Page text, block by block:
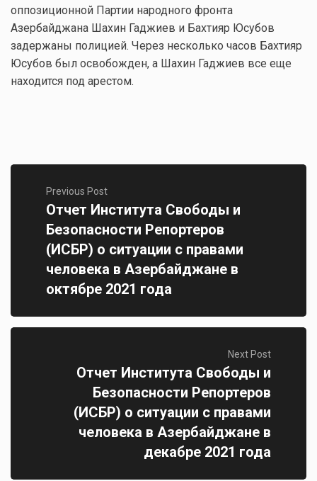
оппозиционной Партии народного фронта
Азербайджана Шахин Гаджиев и Бахтияр Юсубов
задержаны полицией. Через несколько часов Бахтияр
Юсубов был освобожден, а Шахин Гаджиев все еще
находится под арестом.
Previous Post
Отчет Института Свободы и
Безопасности Репортеров
(ИСБР) о ситуации с правами
человека в Азербайджане в
октябре 2021 года
Next Post
Отчет Института Свободы и
Безопасности Репортеров
(ИСБР) о ситуации с правами
человека в Азербайджане в
декабре 2021 года